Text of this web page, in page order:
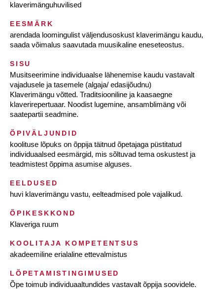
klaverimänguhuvilised
EESMÄRK
arendada loomingulist väljendusoskust klaverimängu kaudu,
saada võimalus saavutada muusikaline eneseteostus.
SISU
Musitseerimine individuaalse lähenemise kaudu vastavalt
vajadusele ja tasemele (algaja/ edasijõudnu)
Klaverimängu võtted. Traditsiooniline ja kaasaegne
klaverirepertuaar. Noodist lugemine, ansamblimäng või
saatepartii seadmine.
ÕPIVÄLJUNDID
koolituse lõpuks on õppija täitnud õpetajaga püstitatud
individuaalsed eesmärgid, mis sõltuvad tema oskustest ja
teadmistest õppima asumise alguses.
EELDUSED
huvi klaverimängu vastu, eelteadmised pole vajalikud.
ÕPIKESKKOND
Klaveriga ruum
KOOLITAJA KOMPETENTSUS
akadeemiline erialaline ettevalmistus
LÕPETAMISTINGIMUSED
Õpe toimub individuaaltundides vastavalt õppija soovidele.